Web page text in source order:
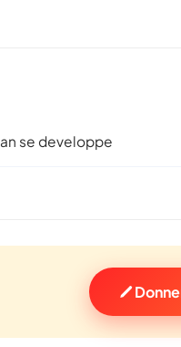
se developpe